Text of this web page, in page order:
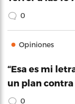
0
Opiniones
“Esa es mi
un plan contra
0